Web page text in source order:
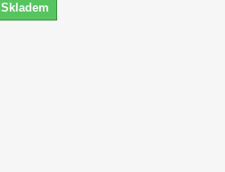
Skladem